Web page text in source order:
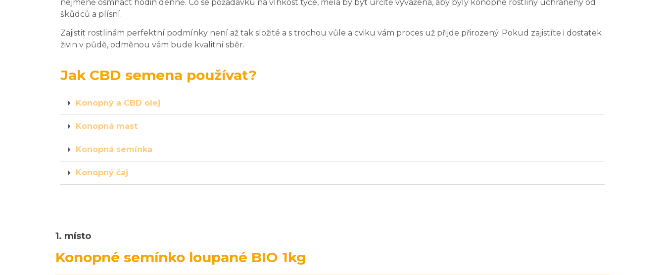
nejméně osmnáct hodin denně. Co se požadavku na vlhkost týče, měla by být určitě vyvážená, aby byly konopné rostliny uchráněny od
škůdců a plísní.
Zajistit rostlinám perfektní podmínky není až tak složité a s trochou vůle a cviku vám proces už přijde přirozený. Pokud zajistíte i dostatek
živin v půdě, odměnou vám bude kvalitní sběr.
Jak CBD semena používat?
Konopný a CBD olej
Konopná mast
Konopná semínka
Konopný čaj
1. místo
Konopné semínko loupané BIO 1kg